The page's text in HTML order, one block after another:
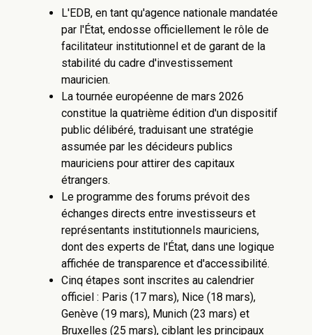
L'EDB, en tant qu'agence nationale mandatée
par l'État, endosse officiellement le rôle de
facilitateur institutionnel et de garant de la
stabilité du cadre d'investissement
mauricien.
La tournée européenne de mars 2026
constitue la quatrième édition d'un dispositif
public délibéré, traduisant une stratégie
assumée par les décideurs publics
mauriciens pour attirer des capitaux
étrangers.
Le programme des forums prévoit des
échanges directs entre investisseurs et
représentants institutionnels mauriciens,
dont des experts de l'État, dans une logique
affichée de transparence et d'accessibilité.
Cinq étapes sont inscrites au calendrier
officiel : Paris (17 mars), Nice (18 mars),
Genève (19 mars), Munich (23 mars) et
Bruxelles (25 mars), ciblant les principaux